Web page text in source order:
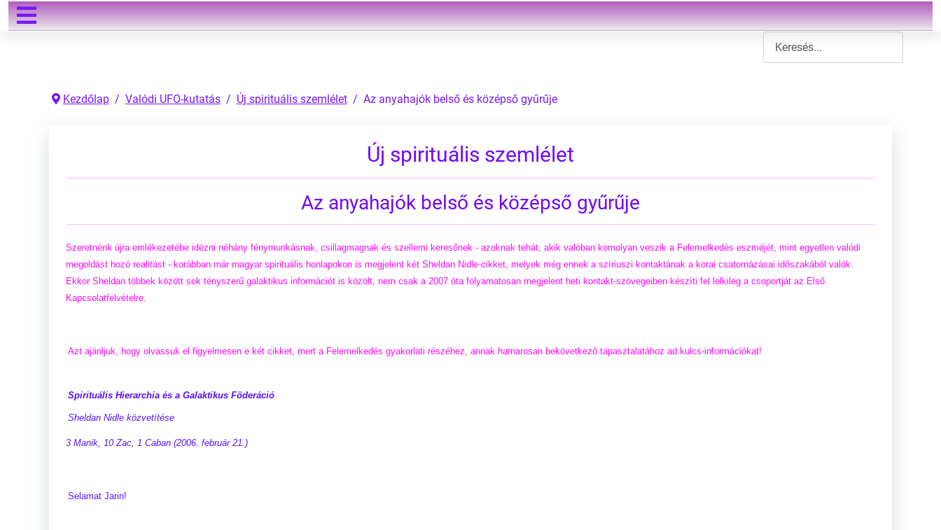
Kezdőlap Valódi UFO-kutatás Új spirituális szemlélet Az anyahajók belső és középső gyűrűje
Új spirituális szemlélet
Az anyahajók belső és középső gyűrűje
Szeretnénk újra emlékezetébe idézni néhány fénymunkásnak, csillagmagnak és szellemi keresőnek - azoknak tehát, akik valóban komolyan veszik a Felemelkedés eszméjét, mint egyetlen valódi
megoldást hozó realitást - korábban már magyar spirituális honlapokon is megjelent két Sheldan Nidle-cikket, melyek még ennek a szíriuszi kontaktának a korai csatornázásai időszakából valók.
Ekkor Sheldan többek között sok tényszerű galaktikus információt is közölt, nem csak a 2007 óta folyamatosan megjelent heti kontakt-szövegeiben készíti fel lelkileg a csoportját az Első
Kapcsolatfelvételre.
Azt ajánljuk, hogy olvassuk el figyelmesen e két cikket, mert a Felemelkedés gyakorlati részéhez, annak hamarosan bekövetkező tapasztalatához ad kulcs-információkat!
Spirituális Hierarchia és a Galaktikus Föderáció
Sheldan Nidle közvetítése
3 Manik, 10 Zac, 1 Caban (2006. február 21.)
Selamat Jarin!